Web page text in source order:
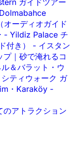
ガイドツアー
Dolmabahce
ーディオガイド
- Yildiz Palace チ
付き） - イスタン
｜砂で淹れるコ
＆バラット・ウ
ティウォーク ガ
・Karaköy -
のアトラクション